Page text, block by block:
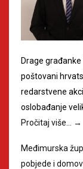
Drage
poštovani
redarstvene
oslobađanje
Pročitaj više…
→
Međimurska
pobjede i